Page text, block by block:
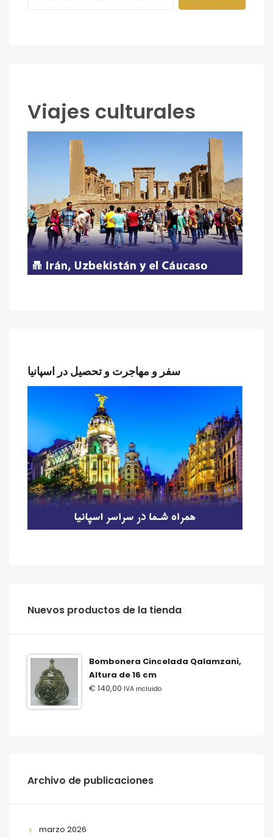
Viajes culturales
سفر و مهاجرت و تحصیل در اسپانیا
‫‪Nuevos‬‬ ‫‪productos‬‬ ‫‪de‬‬ ‫‪la‬‬ ‫‪tienda‬‬
Bombonera Cincelada Qalamzani,
Altura de 16 cm
€ 140,00 IVA incluido
Archivo de publicaciones
marzo 2026